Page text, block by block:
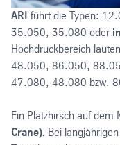
ARI führt die Typen:
35.050, 35.080 oder
Hochdruckbereich
48.050, 86.050,
47.080, 48.080 bzw.
Ein Platzhirsch auf dem
Crane). Bei